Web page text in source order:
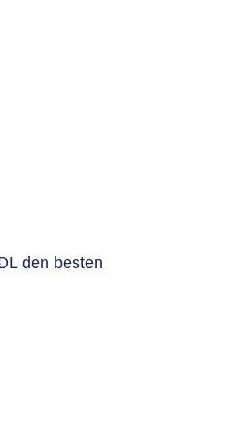
den besten